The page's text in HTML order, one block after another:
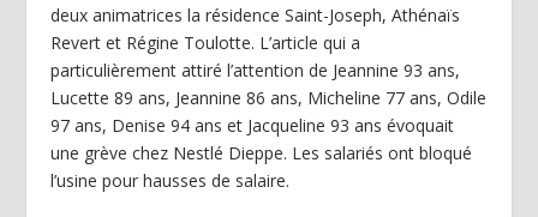
deux animatrices la résidence Saint-Joseph, Athénaïs
Revert et Régine Toulotte. L’article qui a
particulièrement attiré l’attention de Jeannine 93 ans,
Lucette 89 ans, Jeannine 86 ans, Micheline 77 ans, Odile
97 ans, Denise 94 ans et Jacqueline 93 ans évoquait
une grève chez Nestlé Dieppe. Les salariés ont bloqué
l’usine pour hausses de salaire.